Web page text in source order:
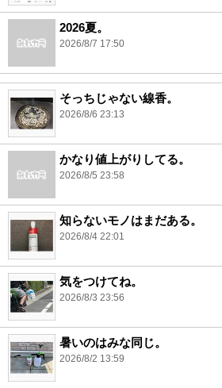
2026夏。
2026/8/7 17:50
そっちじゃない線香。
2026/8/6 23:13
かなり値上がりしてる。
2026/8/5 23:58
知らないモノはまだある。
2026/8/4 22:01
気をつけてね。
2026/8/3 23:56
暑いのはみな同じ。
2026/8/2 13:59